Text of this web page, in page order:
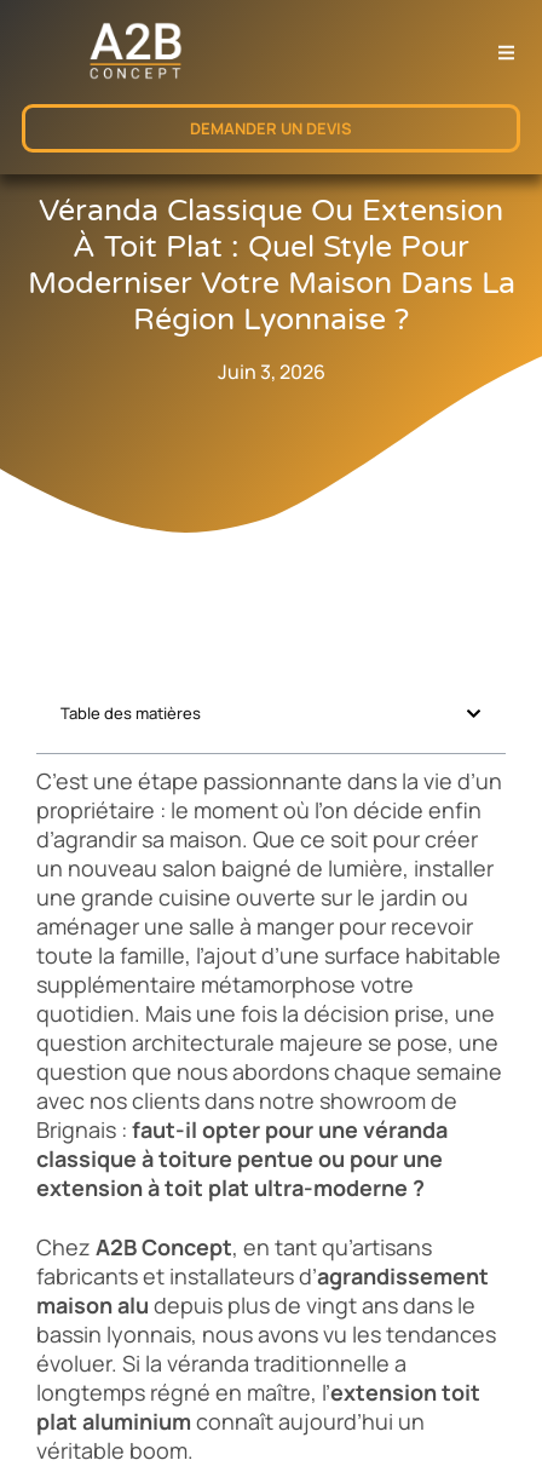
DEMANDER UN DEVIS
Véranda Classique Ou Extension
À Toit Plat : Quel Style Pour
Moderniser Votre Maison Dans La
Région Lyonnaise ?
Juin 3, 2026
Table des matières
C’est une étape passionnante dans la vie d’un
propriétaire : le moment où l’on décide enfin
d’agrandir sa maison. Que ce soit pour créer
un nouveau salon baigné de lumière, installer
une grande cuisine ouverte sur le jardin ou
aménager une salle à manger pour recevoir
toute la famille, l’ajout d’une surface habitable
supplémentaire métamorphose votre
quotidien. Mais une fois la décision prise, une
question architecturale majeure se pose, une
question que nous abordons chaque semaine
avec nos clients dans notre showroom de
Brignais : faut-il opter pour une véranda
classique à toiture pentue ou pour une
extension à toit plat ultra-moderne ?
Chez A2B Concept, en tant qu’artisans
fabricants et installateurs d’agrandissement
maison alu depuis plus de vingt ans dans le
bassin lyonnais, nous avons vu les tendances
évoluer. Si la véranda traditionnelle a
longtemps régné en maître, l’extension toit
plat aluminium connaît aujourd’hui un
véritable boom.